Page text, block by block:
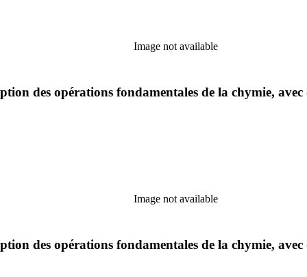
Image not available
des opérations fondamentales de la chymie,
Image not available
des opérations fondamentales de la chymie,